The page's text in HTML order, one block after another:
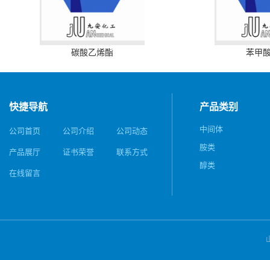
碳酸乙烯酯 苯甲
快捷导航
公司首页 公司介绍 公司动态
产品展厅 证书荣誉 联系方式
在线留言
产品类别
中间体
胺类
醇类